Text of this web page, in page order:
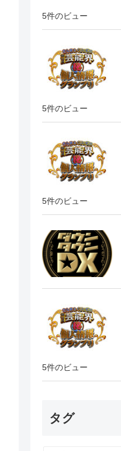
5件のビュー
5件のビュー
5件のビュー
5件のビュー
タグ